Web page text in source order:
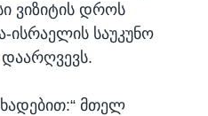
ვიზიტის დროს
ისრაელის საუკუნო
მთელ